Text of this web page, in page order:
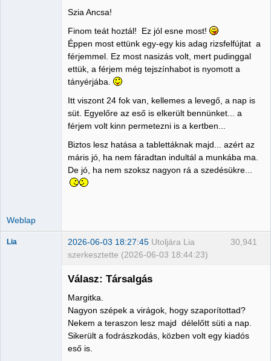
Szia Ancsa!
Finom teát hoztál! Ez jól esne most!
Éppen most ettünk egy-egy kis adag rizsfelfújtat a
férjemmel. Ez most nasizás volt, mert pudinggal
ettük, a férjem még tejszínhabot is nyomott a
tányérjába.
Itt viszont 24 fok van, kellemes a levegő, a nap is
süt. Egyelőre az eső is elkerült bennünket... a
férjem volt kinn permetezni is a kertben...
Biztos lesz hatása a tablettáknak majd... azért az
máris jó, ha nem fáradtan indultál a munkába ma.
De jó, ha nem szoksz nagyon rá a szedésükre...
Weblap
30,941
Lia 2026-06-03 18:27:45 Utoljára Lia
szerkesztette (2026-06-03 18:44:23)
Válasz: Társalgás
Margitka.
Nagyon szépek a virágok, hogy szaporítottad?
Nekem a teraszon lesz majd délelőtt süti a nap.
Sikerült a fodrászkodás, közben volt egy kiadós
eső is.